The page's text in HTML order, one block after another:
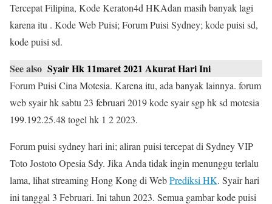
Tercepat Filipina, Kode Keraton4d HKAdan masih banyak lagi
karena itu . Kode Web Puisi; Forum Puisi Sydney; kode puisi sd,
kode puisi sd.
See also Syair Hk 11maret 2021 Akurat Hari Ini
Forum Puisi Cina Motesia. Karena itu, ada banyak lainnya. forum
web syair hk sabtu 23 februari 2019 kode syair sgp hk sd motesia
199.192.25.48 togel hk 1 2 2023.
Forum puisi sydney hari ini; aliran puisi tercepat di Sydney VIP
Toto Jostoto Opesia Sdy. Jika Anda tidak ingin menunggu terlalu
lama, lihat streaming Hong Kong di WebPrediksi HK. Syair hari
ini tanggal 3 Februari. Ini tahun 2023. Semua gambar kode puisi